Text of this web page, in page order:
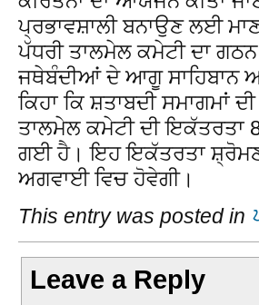
ਪ੍ਰਭਾਵਸ਼ਾਲੀ ਬਨਾਉਣ ਲਈ
ਪੱਧਰੀ ਤਾਲਮੇਲ ਕਮੇਟੀ ਦਾ
ਜਥੇਬੰਦੀਆਂ ਦੇ ਆਗੂ ਸਾਹਿਬਾਨ
ਕਿਹਾ ਕਿ ਸ਼ਤਾਬਦੀ ਸਮਾਗਮਾਂ
ਤਾਲਮੇਲ ਕਮੇਟੀ ਦੀ ਇਕੱਤਰਤਾ
ਗਈ ਹੈ। ਇਹ ਇਕੱਤਰਤਾ
ਅਗਵਾਈ ਵਿਚ ਹੋਵੇਗੀ।
This entry was posted in
Leave a Reply